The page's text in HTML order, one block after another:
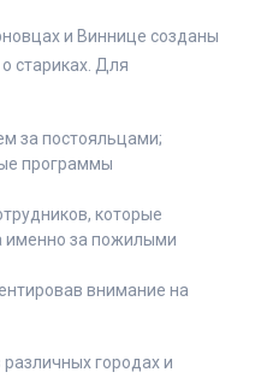
и Виннице созданы
стариках. Для
за постояльцами;
программы
которые
именно за пожилыми
внимание на
городах и